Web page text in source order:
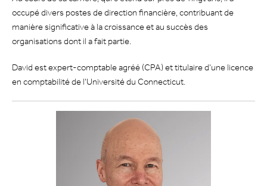
occupé divers postes de direction financière, contribuant de
manière significative à la croissance et au succès des
organisations dont il a fait partie.
David est expert-comptable agréé (CPA) et titulaire d'une licence
en comptabilité de l'Université du Connecticut.